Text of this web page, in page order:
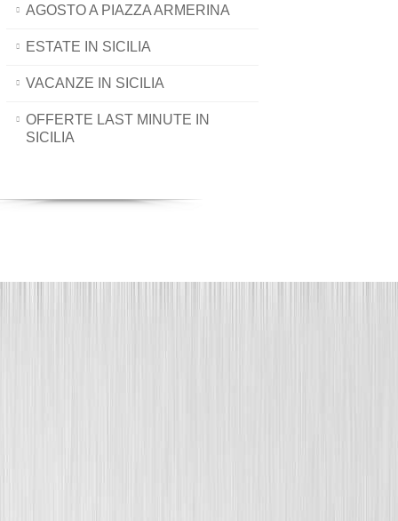
AGOSTO A PIAZZA ARMERINA
ESTATE IN SICILIA
VACANZE IN SICILIA
OFFERTE LAST MINUTE IN
SICILIA